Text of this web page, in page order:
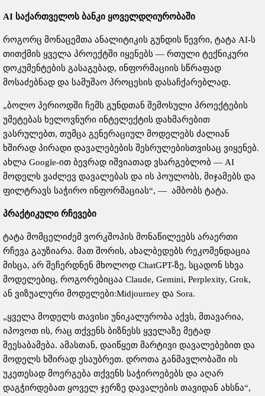
AI საქართველოს ბანკი ყოველდღიურობაში
როგორც მონაცემთა ანალიტიკის გუნდის წევრი, ტატა AI-ს
თითქმის ყველა პროექტში იყენებს — რთული ტექნიკური
დოკუმენტების გასაგებად, ინფორმაციის სწრაფად
მოსაძებნად და სამუშაო პროცესის დასაჩქარებლად.
„ბოლო პერიოდში ჩემს გუნდთან შემოსული პროექტების
უმეტებას ხელოვნური ინტელექტის დახმარებით
ვასრულებთ, თუმცა გენერაციულ მოდელებს ძალიან
ხშირად პირადი დავალებების შესრულებისთვისაც ვიყენებ.
ახლა Google-ით ბევრად იშვიათად ვსარგებლობ — AI
მოდელს ვაძლევ დავალებას და ის პოულობს, მიჯამებს და
ფილტრავს საჭირო ინფორმაციას“, — ამბობს ტატა.
პრაქტიკული რჩევები
ტატა მომცელიძემ ვორკშოპის მონაწილეებს არაერთი
რჩევა გაუზიარა. მათ შორის, ახალბედებს რეკომენდაცია
მისცა, არ შეჩერდნენ მხოლოდ ChatGPT-ზე, სცადონ სხვა
მოდელებიც, როგორებიცაა Claude, Gemini, Perplexity, Grok,
ან ვიზუალური მოდელები:Midjourney და Sora.
„ყველა მოდელს თავისი უნიკალურობა აქვს, მთავარია,
იპოვოთ ის, რაც თქვენს ბიზნესს ყველაზე მეტად
შეესაბამება. ამასთან, დაიწყეთ მარტივი დავალებებით და
მოდელს ხშირად ესაუბრეთ. დროთა განმავლობაში ის
უკეთესად მოერგება თქვენს საჭიროებებს და აღარ
დაგჭირდებათ ყოველ ჯერზე დავალების თავიდან ახსნა“,